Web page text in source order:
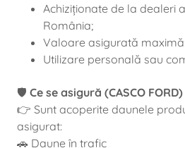
Achiziționate de la dealeri
România;
Valoare asigurată maximă:
Utilizare personală sau
🛡️ Ce se asigură (CASCO FORD)
👉 Sunt acoperite daunele
asigurat:
🚗 Daune în trafic